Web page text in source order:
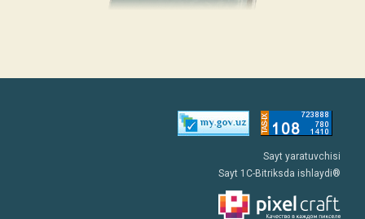
Sayt yaratuvchisi
Sayt 1C-Bitriksda ishlaydi®